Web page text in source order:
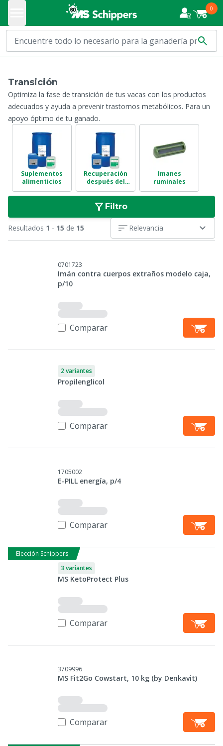
0
Transición
Optimiza la fase de transición de tus vacas con los productos
adecuados y ayuda a prevenir trastornos metabólicos. Para un
apoyo óptimo de tu ganado.
Suplementos
alimenticios
Recuperación
después del
parto
Imanes
ruminales
Filtro
Resultados 1 - 15 de 15 Relevancia
0701723
Imán contra cuerpos extraños modelo caja,
p/10
Comparar
2 variantes
Propilenglicol
Comparar
1705002
E-PILL energía, p/4
Comparar
Elección Schippers
3 variantes
MS KetoProtect Plus
Comparar
3709996
MS Fit2Go Cowstart, 10 kg (by Denkavit)
Comparar